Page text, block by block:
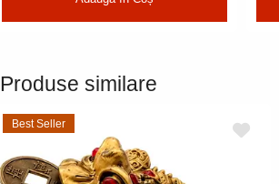
Produse similare
Best Seller